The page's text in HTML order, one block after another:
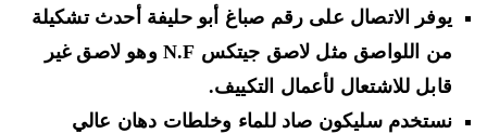
يوفر الاتصال على رقم صباغ أبو حليفة أحدث تشكيلة
من اللواصق مثل لاصقجيتكس N.F
وهو لاصق غير
قابل للاشتعال لأعمال التكييف.
نستخدمسليكون صاد للماءوخلطات دهان عالي